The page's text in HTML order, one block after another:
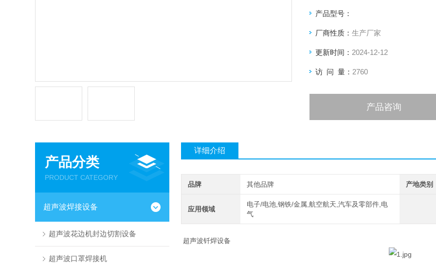
产品型号：
厂商性质： 生产厂家
更新时间： 2024-12-12
访 问 量： 2760
产品咨询
产品分类
PRODUCT CATEGORY
超声波焊接设备
超声波花边机封边切割设备
超声波口罩焊接机
详细介绍
品牌 其他品牌 产地类别
应用领域
电子/电池,钢铁/金属,航空航天,汽车及零部件,电
气
超声波钎焊设备